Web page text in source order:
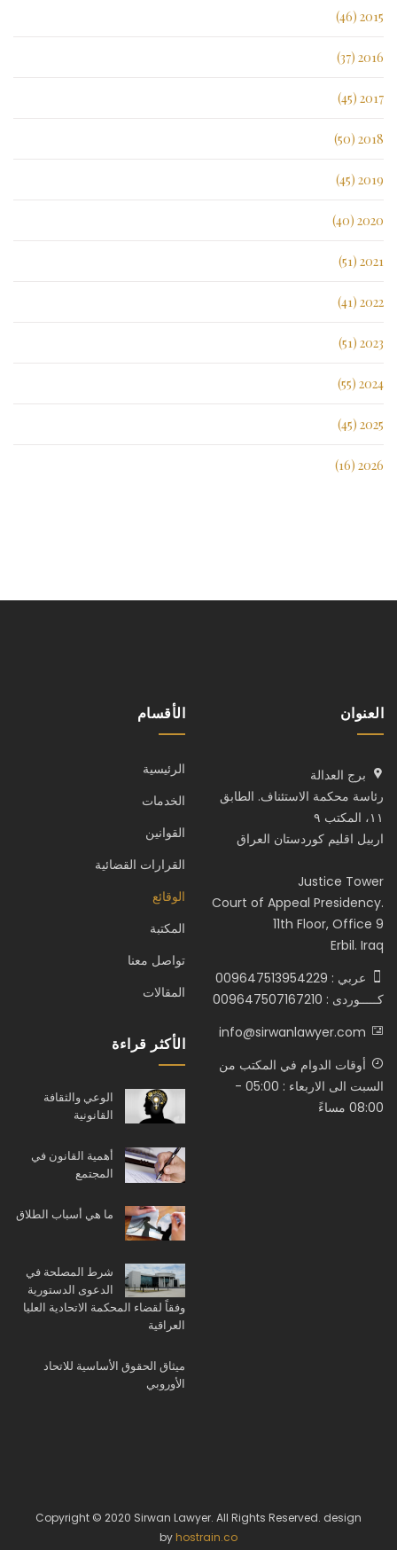
2015 (46)
2016 (37)
2017 (45)
2018 (50)
2019 (45)
2020 (40)
2021 (51)
2022 (41)
2023 (51)
2024 (55)
2025 (45)
2026 (16)
العنوان
برج العدالة
رئاسة محكمة الاستئناف. الطابق
١١، المكتب ٩
اربيل اقليم كوردستان العراق
Justice Tower
Court of Appeal Presidency.
11th Floor, Office 9
Erbil. Iraq
عربي : 009647513954229
كـــــوردى : 009647507167210
info@sirwanlawyer.com
أوقات الدوام في المكتب من
السبت الى الاربعاء : 05:00 -
08:00 مساءً
الأقسام
الرئيسية
الخدمات
القوانين
القرارات القضائية
الوقائع
المكتبة
تواصل معنا
المقالات
الأكثر قراءة
الوعي والثقافة
القانونية
أهمية القانون في
المجتمع
ما هي أسباب الطلاق
شرط المصلحة في
الدعوى الدستورية
وفقاً لقضاء المحكمة الاتحادية العليا
العراقية
ميثاق الحقوق الأساسية للاتحاد
الأوروبي
Copyright © 2020 Sirwan Lawyer. All Rights Reserved. design
by hostrain.co